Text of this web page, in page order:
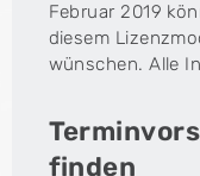
Februar 2019
diesem
wünschen. Alle
finden